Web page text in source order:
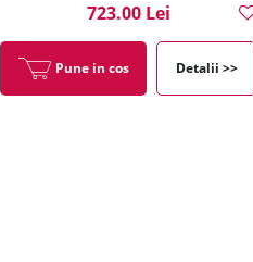
723.00 Lei
Pune in cos Detalii >>